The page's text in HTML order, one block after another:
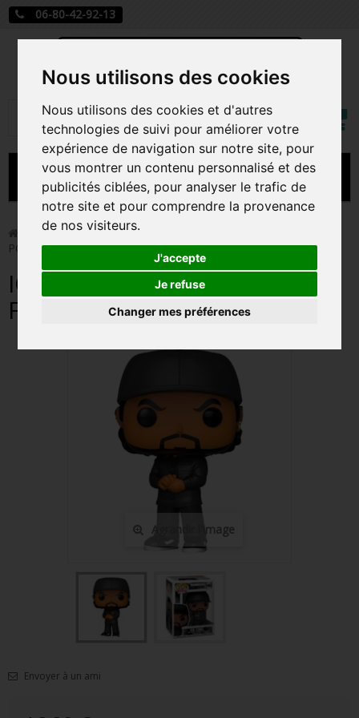
Nous utilisons des cookies
Nous utilisons des cookies et d'autres
technologies de suivi pour améliorer votre
expérience de navigation sur notre site, pour
vous montrer un contenu personnalisé et des
publicités ciblées, pour analyser le trafic de
notre site et pour comprendre la provenance
de nos visiteurs.
J'accepte
Je refuse
Changer mes préférences
06-80-42-92-13
Rechercher
Mon
MENU
CARTE A JOUER
PRÉCOMMANDE FIGURINES POP
FIGURINES POP MANGA
FIGURINES POP DISNEY
FIGURINES POP MARVEL
FIGURINES POP MUSIQUE
FIGURINES POP SÉRIE TV
FIGURINES POP AUTRES FILMS
FIGURINES POP HARRY POTTER
FIGURINES POP STRANGER THINGS
FIGURINES POP SEIGNEUR DES ANNEAUX
Funko Pop! > ICE CUBE / ICE CUBE / FIGURINE FUNKO
POP
ICE CUBE / ICE CUBE /
FIGURINE FUNKO POP
Agrandir l'image
Envoyer à un ami